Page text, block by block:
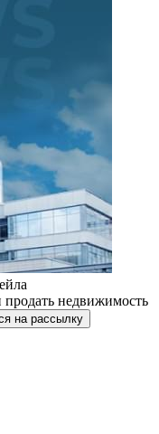
продать недвижимость